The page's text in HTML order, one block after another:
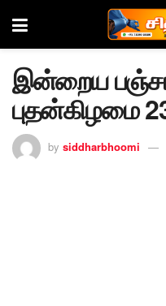
இன்றைய
புதன்கிழமை
by siddharbhoomi